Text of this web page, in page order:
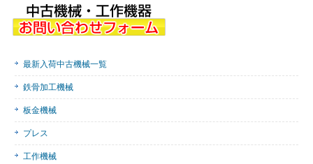
最新入荷中古機械一覧
鉄骨加工機械
板金機械
プレス
工作機械